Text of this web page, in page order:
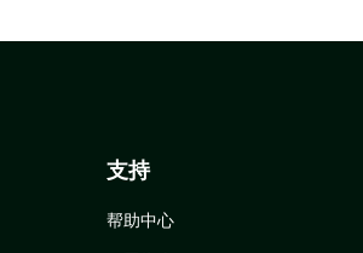
支持
帮助中心